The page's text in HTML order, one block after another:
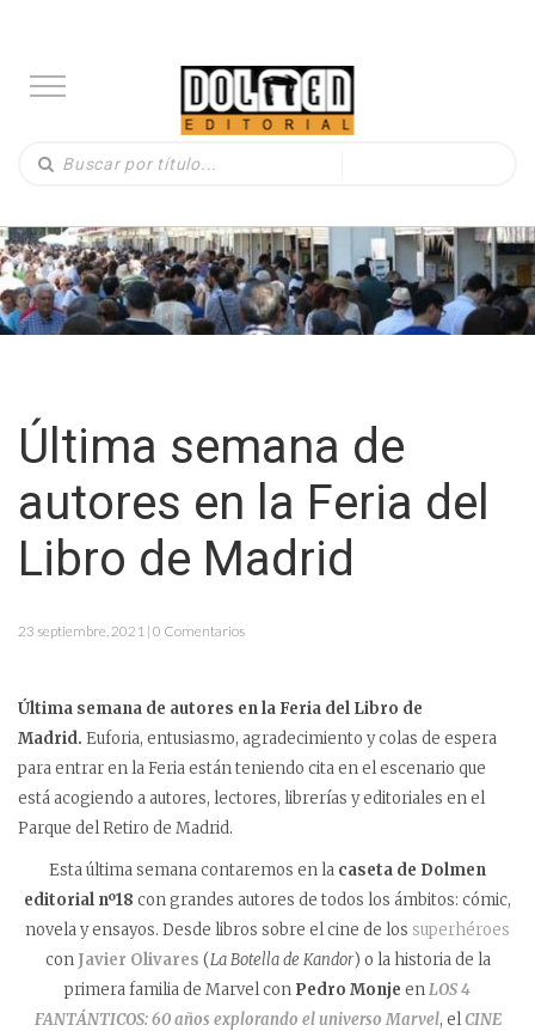
Última semana de
autores en la Feria del
Libro de Madrid
23 septiembre, 2021 | 0 Comentarios
Última semana de autores en la Feria del Libro de
Madrid. Euforia, entusiasmo, agradecimiento y colas de espera
para entrar en la Feria están teniendo cita en el escenario que
está acogiendo a autores, lectores, librerías y editoriales en el
Parque del Retiro de Madrid.
Esta última semana contaremos en la caseta de Dolmen
editorial nº18 con grandes autores de todos los ámbitos: cómic,
novela y ensayos. Desde libros sobre el cine de los superhéroes
con Javier Olivares (La Botella de Kandor) o la historia de la
primera familia de Marvel con Pedro Monje enLOS 4
FANTÁNTICOS: 60 años explorando el universo Marvel, elCINE